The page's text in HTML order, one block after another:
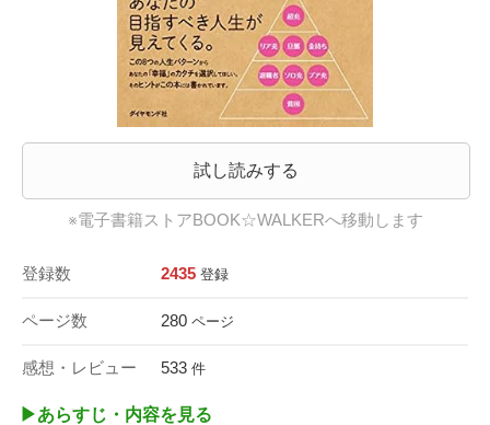
試し読みする
※電子書籍ストアBOOK☆WALKERへ移動します
登録数 2435 登録
ページ数 280 ページ
感想・レビュー 533 件
▶︎あらすじ・内容を見る